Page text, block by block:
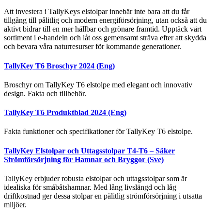
Att investera i TallyKeys elstolpar innebär inte bara att du får
tillgång till pålitlig och modern energiförsörjning, utan också att du
aktivt bidrar till en mer hållbar och grönare framtid. Upptäck vårt
sortiment i e-handeln och låt oss gemensamt sträva efter att skydda
och bevara våra naturresurser för kommande generationer.
TallyKey T6 Broschyr 2024 (Eng)
Broschyr om TallyKey T6 elstolpe med elegant och innovativ
design. Fakta och tillbehör.
TallyKey T6 Produktblad 2024 (Eng)
Fakta funktioner och specifikationer för TallyKey T6 elstolpe.
TallyKey Elstolpar och Uttagsstolpar T4-T6 – Säker
Strömförsörjning för Hamnar och Bryggor (Sve)
TallyKey erbjuder robusta elstolpar och uttagsstolpar som är
idealiska för småbåtshamnar. Med lång livslängd och låg
driftkostnad ger dessa stolpar en pålitlig strömförsörjning i utsatta
miljöer.